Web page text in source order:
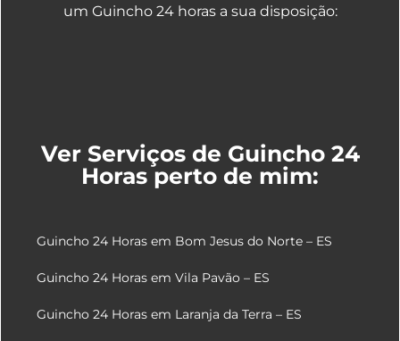
um Guincho 24 horas a sua disposição:
Ver Serviços de Guincho 24
Horas perto de mim:
Guincho 24 Horas em Bom Jesus do Norte – ES
Guincho 24 Horas em Vila Pavão – ES
Guincho 24 Horas em Laranja da Terra – ES